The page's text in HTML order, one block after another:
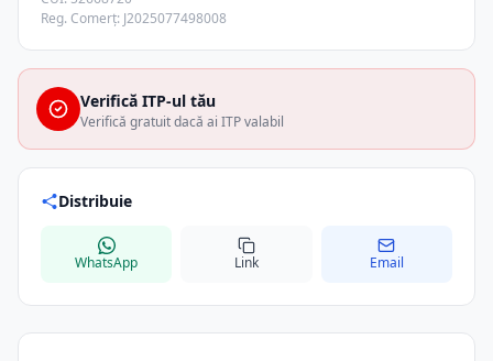
Reg. Comerț: J2025077498008
Verifică ITP-ul tău
Verifică gratuit dacă ai ITP valabil
Distribuie
WhatsApp Link Email